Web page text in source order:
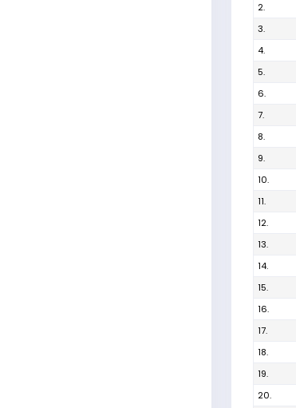
2.
3.
4.
5.
6.
7.
8.
9.
10.
11.
12.
13.
14.
15.
16.
17.
18.
19.
20.